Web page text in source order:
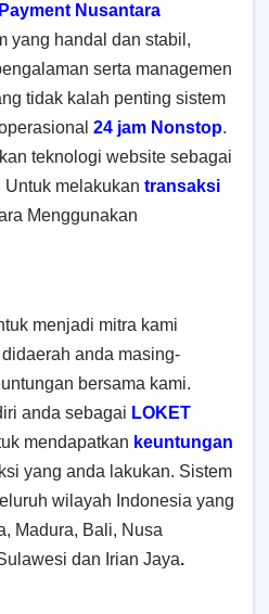
Nusantara
yang handal dan stabil,
serta managemen
tidak kalah penting sistem
24 jam Nonstop.
teknologi website sebagai
melakukan transaksi
Menggunakan
menjadi mitra kami
didaerah anda masing-
bersama kami.
anda sebagai LOKET
mendapatkan keuntungan
yang anda lakukan. Sistem
wilayah Indonesia yang
Madura, Bali, Nusa
dan Irian Jaya.